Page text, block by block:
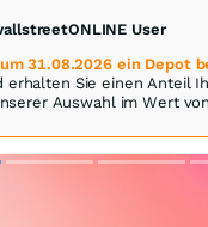
User
31.08.2026 ein Depot
erhalten Sie einen Anteil
Auswahl im Wert